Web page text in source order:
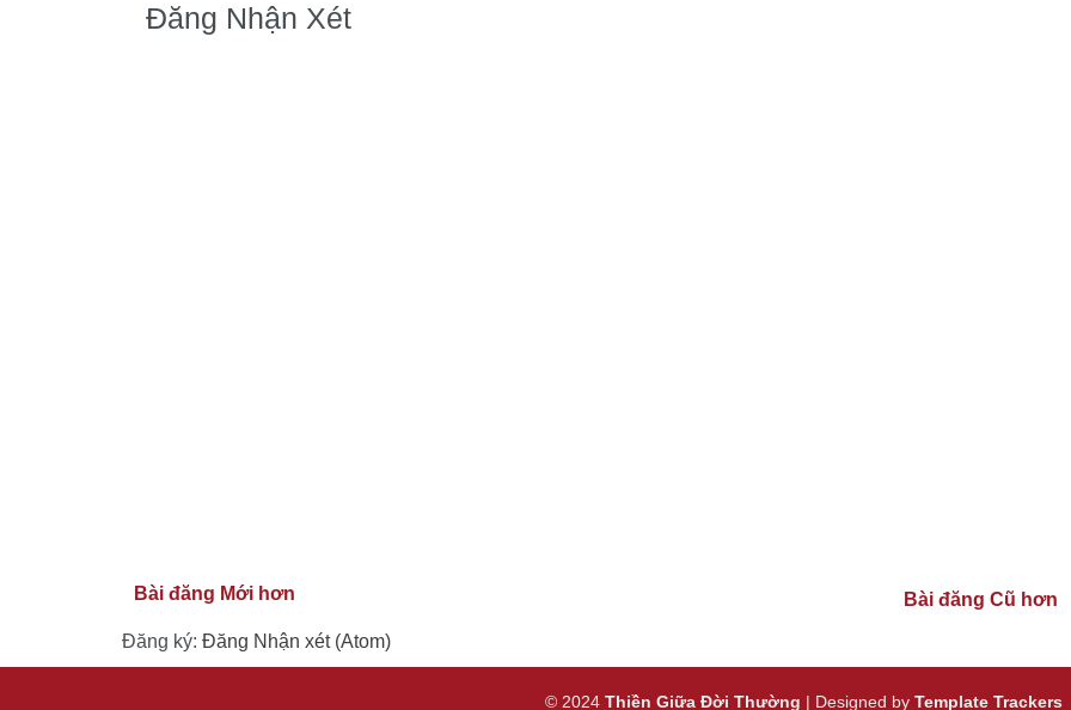
Đăng Nhận Xét
Bài đăng Mới hơn Bài đăng Cũ hơn
Đăng ký: Đăng Nhận xét (Atom)
© 2024 Thiền Giữa Đời Thường | Designed by Template Trackers